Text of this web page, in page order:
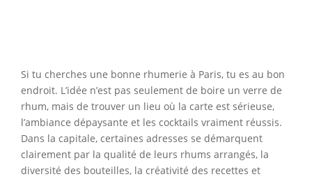
Si tu cherches une bonne rhumerie à Paris, tu es au bon
endroit. L’idée n’est pas seulement de boire un verre de
rhum, mais de trouver un lieu où la carte est sérieuse,
l’ambiance dépaysante et les cocktails vraiment réussis.
Dans la capitale, certaines adresses se démarquent
clairement par la qualité de leurs rhums arrangés, la
diversité des bouteilles, la créativité des recettes et